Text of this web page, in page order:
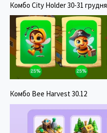
Комбо City Holder 30-31 грудня
Комбо Bee Harvest 30.12